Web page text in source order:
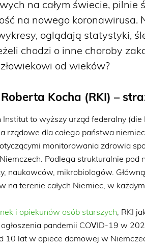
na całym świecie, pilnie
na nowego koronawirusa.
oglądają statystyki,
chodzi o inne choroby
od wieków?
Kocha (RKI) –
Institut to wyższy urząd federalny
rządowe dla całego państwa
monitorowania zdrowia
Podlega strukturalnie
naukowców, mikrobiologów.
na terenie całych Niemiec, w
i opiekunów osób starszych, RKI
pandemii COVID-19 w
10 lat w opiece domowej w